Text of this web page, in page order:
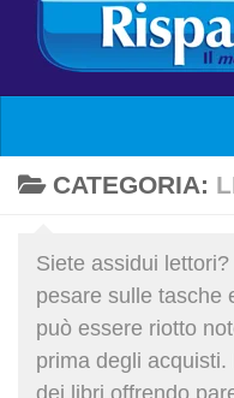
CATEGORIA:
Siete assidui
pesare sulle tasche
può essere riotto
prima degli
dei libri offrendo